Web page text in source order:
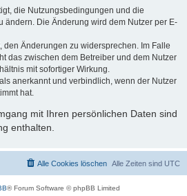
die Nutzungsbedingungen und die
ändern. Die Änderung wird dem Nutzer per E-
den Änderungen zu widersprechen. Im Falle
das zwischen dem Betreiber und dem Nutzer
mit sofortiger Wirkung.
anerkannt und verbindlich, wenn der Nutzer
hat.
mit Ihren persönlichen Daten sind
enthalten.
Alle Zeiten sind UTC
Alle Cookies löschen
® Forum Software © phpBB Limited